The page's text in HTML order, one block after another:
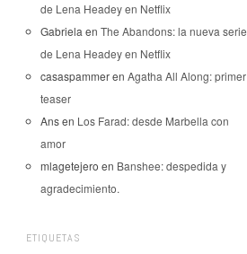
de Lena Headey en Netflix
Gabriela en The Abandons: la nueva serie
de Lena Headey en Netflix
casaspammeren Agatha All Along: primer
teaser
Ansen Los Farad: desde Marbella con
amor
mlagetejero en Banshee: despedida y
agradecimiento.
ETIQUETAS